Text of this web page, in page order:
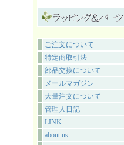
ご注文について
特定商取引法
部品交換について
メールマガジン
大量注文について
管理人日記
LINK
about us